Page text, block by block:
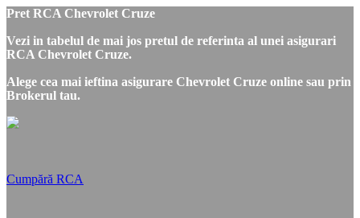
Pret RCA Chevrolet Cruze
Vezi in tabelul de mai jos pretul de referinta al unei asigurari
RCA Chevrolet Cruze.
Alege cea mai ieftina asigurare Chevrolet Cruze online sau prin
Brokerul tau.
Cumpără RCA